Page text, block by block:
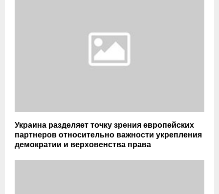
Украина разделяет точку зрения европейских
партнеров относительно важности укрепления
демократии и верховенства права